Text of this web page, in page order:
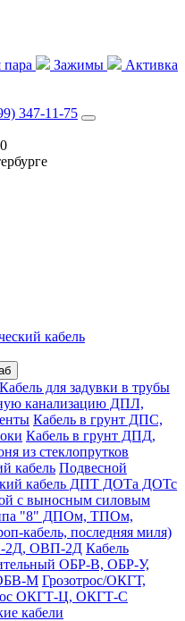
пара Зажимы
Активка
347-11-75
кабель
Кабель для задувки в трубы
канализацию ДПЛ,
Кабель в грунт ДПС,
Кабель в грунт ДПД,
из стеклопрутков
кабель Подвесной
кабель ДПТ ДОТа ДОТс
с выносным силовым
"8" ДПОм, ТПОм,
кабель, последняя миля)
ОВП-2Д Кабель
ОБР-В, ОБР-У,
М Грозотрос/ОКГТ,
ОКГТ-Ц, ОКГТ-С
кабели